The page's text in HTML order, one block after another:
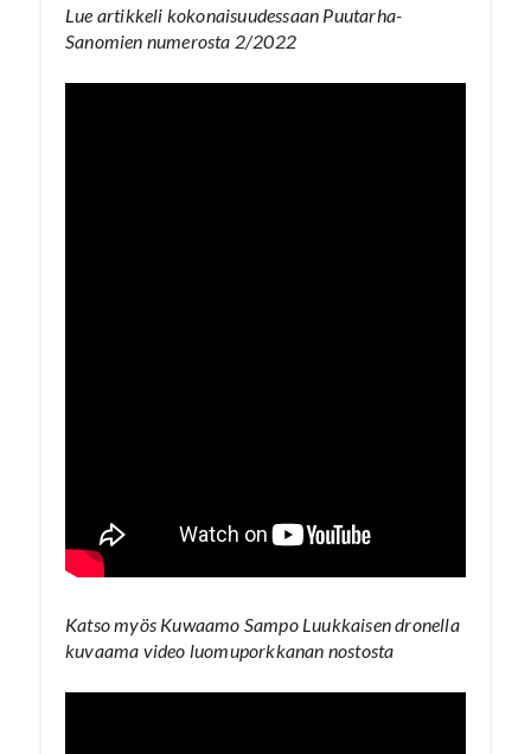
Lue artikkeli kokonaisuudessaan Puutarha-
Sanomien numerosta 2/2022
Katso myös Kuwaamo Sampo Luukkaisen dronella
kuvaama video luomuporkkanan nostosta